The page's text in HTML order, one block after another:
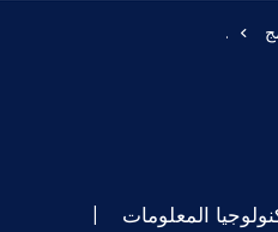
.
المعلومات |